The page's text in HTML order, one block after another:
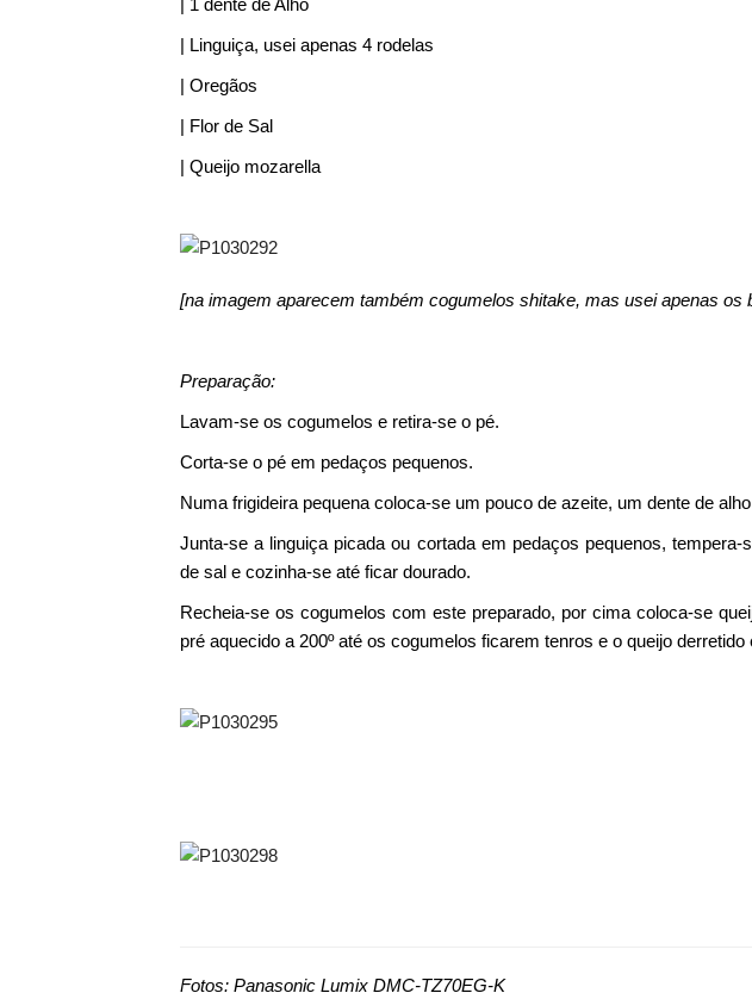
| 1 dente de Alho
| Linguiça, usei apenas 4 rodelas
| Oregãos
| Flor de Sal
| Queijo mozarella
[na imagem aparecem também cogumelos shitake, mas usei apenas os
Preparação:
Lavam-se os cogumelos e retira-se o pé.
Corta-se o pé em pedaços pequenos.
Numa frigideira pequena coloca-se um pouco de azeite, um dente de
Junta-se a linguiça picada ou cortada em pedaços pequenos,
de sal e cozinha-se até ficar dourado.
Recheia-se os cogumelos com este preparado, por cima coloca-se
pré aquecido a 200º até os cogumelos ficarem tenros e o queijo derretido
Fotos: Panasonic Lumix DMC-TZ70EG-K